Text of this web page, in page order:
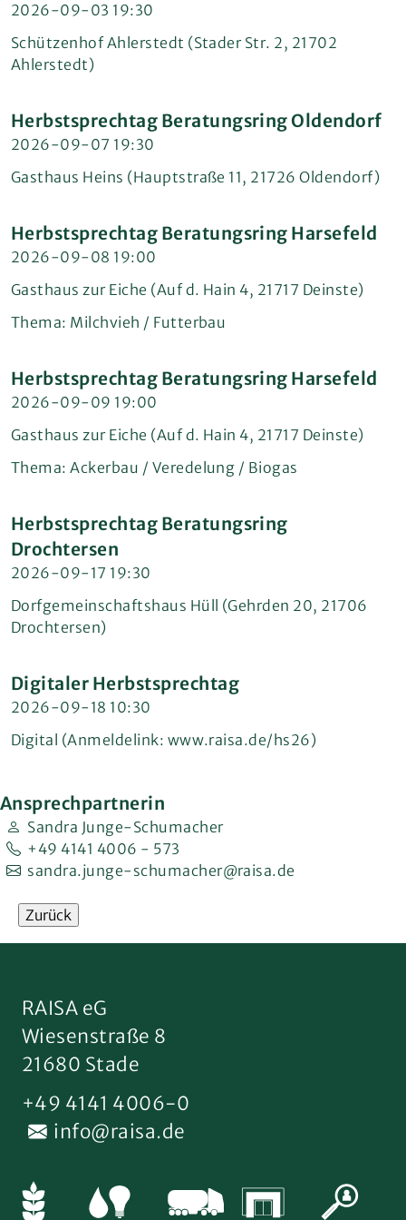
2026-09-03 19:30
Schützenhof Ahlerstedt (Stader Str. 2, 21702
Ahlerstedt)
Herbstsprechtag Beratungsring Oldendorf
2026-09-07 19:30
Gasthaus Heins (Hauptstraße 11, 21726 Oldendorf)
Herbstsprechtag Beratungsring Harsefeld
2026-09-08 19:00
Gasthaus zur Eiche (Auf d. Hain 4, 21717 Deinste)
Thema: Milchvieh / Futterbau
Herbstsprechtag Beratungsring Harsefeld
2026-09-09 19:00
Gasthaus zur Eiche (Auf d. Hain 4, 21717 Deinste)
Thema: Ackerbau / Veredelung / Biogas
Herbstsprechtag Beratungsring
Drochtersen
2026-09-17 19:30
Dorfgemeinschaftshaus Hüll (Gehrden 20, 21706
Drochtersen)
Digitaler Herbstsprechtag
2026-09-18 10:30
Digital (Anmeldelink: www.raisa.de/hs26)
Ansprechpartnerin
Sandra Junge-Schumacher
+49 4141 4006 - 573
sandra.junge-schumacher@raisa.de
Zurück
RAISA eG
Wiesenstraße 8
21680 Stade
+49 4141 4006-0
info@raisa.de